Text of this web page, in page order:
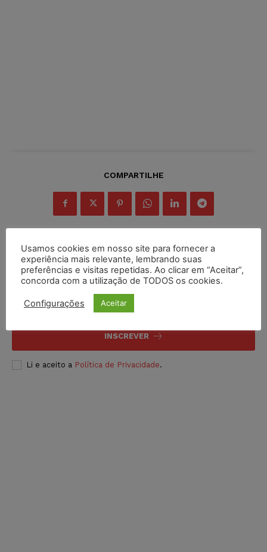
COMPARTILHE
Inscreva-se
INSCREVER
Li e aceito a Política de Privacidade.
Usamos cookies em nosso site para fornecer a
experiência mais relevante, lembrando suas
preferências e visitas repetidas. Ao clicar em “Aceitar”,
concorda com a utilização de TODOS os cookies.
Configurações Aceitar